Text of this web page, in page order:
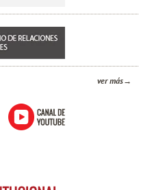
ver más